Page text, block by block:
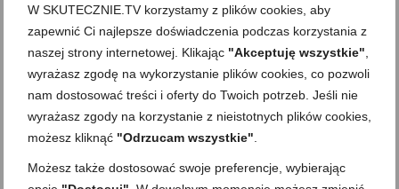
W SKUTECZNIE.TV korzystamy z plików cookies, aby
zapewnić Ci najlepsze doświadczenia podczas korzystania z
naszej strony internetowej. Klikając "Akceptuję wszystkie"
wyrażasz zgodę na wykorzystanie plików cookies, co pozwoli
nam dostosować treści i oferty do Twoich potrzeb. Jeśli nie
wyrażasz zgody na korzystanie z nieistotnych plików cookies,
możesz kliknąć "Odrzucam wszystkie"
Możesz także dostosować swoje preferencje, wybierając